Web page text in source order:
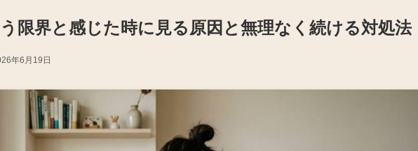
限界と感じた時に見る原因と無理なく続ける対処法
年6月19日